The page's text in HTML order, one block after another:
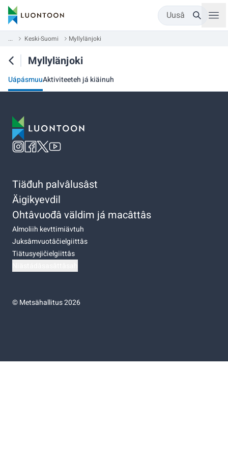
Uusâ
... Keski-Suomi Myllylänjoki
Myllylänjoki
UápásmuuAktiviteeteh já kiäinuh
Tiäđuh palvâlusâst
Äigikyevdil
Ohtâvuođâ väldim já macâttâs
Almoliih kevttimiävtuh
Juksâmvuotâčielgiittâs
Tiätusyejičielgiittâs
©Metsähallitus 2026